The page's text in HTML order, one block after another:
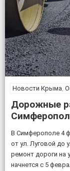
Новости Крыма
Дорожные
В Симферополе 4
от ул. Луговой до
ремонт дороги на
начнется с 5